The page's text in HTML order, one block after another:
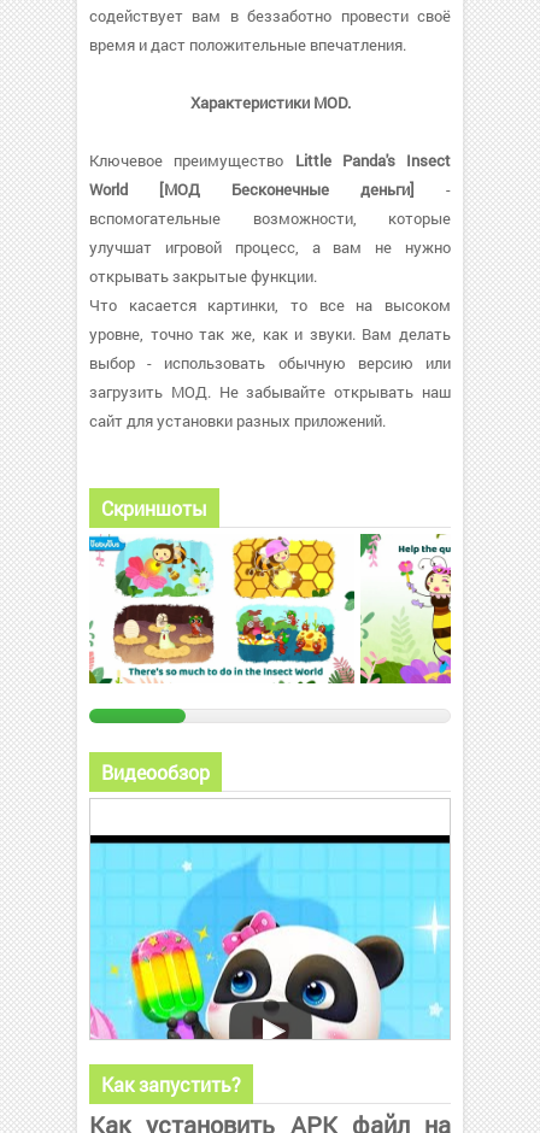
содействует вам в беззаботно провести своё
время и даст положительные впечатления.
Характеристики MOD.
Ключевое преимущество Little Panda's Insect
World [МОД Бесконечные деньги] -
вспомогательные возможности, которые
улучшат игровой процесс, а вам не нужно
открывать закрытые функции.
Что касается картинки, то все на высоком
уровне, точно так же, как и звуки. Вам делать
выбор - использовать обычную версию или
загрузить МОД. Не забывайте открывать наш
сайт для установки разных приложений.
Скриншоты
Видеообзор
Как запустить?
Как установить APK файл на